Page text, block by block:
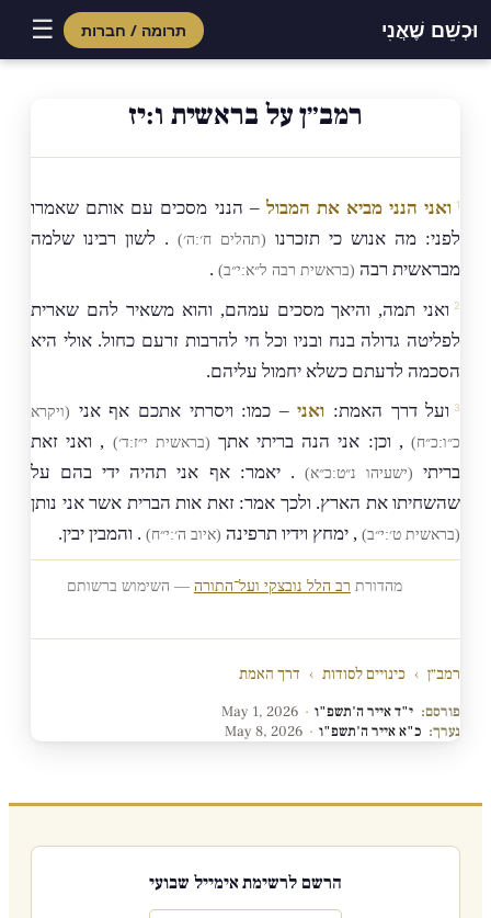
וּכְשֵׁם שֶׁאֲנִי תרומה / חברות ☰
רמב״ן על בראשית ו:יז
ואני הנני מביא את המבול– הנני מסכים עם אותם שאמרו
לפני: מה אנוש כי תזכרנו (תהלים ח׳:ה׳) . לשון רבינו שלמה
מבראשית רבה (בראשית רבה ל״א:י״ב) .
ואני תמה, והיאך מסכים עמהם, והוא משאיר להם שארית
לפליטה גדולה בנח ובניו וכל חי להרבות זרעם כחול. אולי היא
הסכמה לדעתם כשלא יחמול עליהם.
ועל דרך האמת: ואני– כמו: ויסרתי אתכם אף אני (ויקרא
כ״ו:כ״ח), וכן: אני הנה בריתי אתך (בראשית י״ז:ד׳) , ואני זאת
בריתי
(ישעיהו נ״ט:כ״א)
. יאמר: אף אני תהיה ידי בהם על
שהשחיתו את הארץ. ולכך אמר: זאת אות הברית אשר אני נותן
(בראשית ט׳:י״ב) , ימחץ וידיו תרפינה (איוב ה׳:י״ח) . והמבין יבין.
מהדורת רב הלל נובצקי ועל־התורה — השימוש ברשותם
רמב״ן › כינויים לסודות › דרך האמת
פורסם: י"ד אייר ה'תשפ"ו ·
May 1, 2026
נערך: כ"א אייר ה'תשפ"ו ·
May 8, 2026
הרשם לרשימת אימייל שבועי